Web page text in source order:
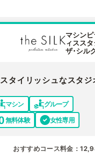
マシン
ィスス
ザ･シル
スタイリッシュなスタジ
マシン
グループ
無料体験
女性専用
おすすめコース料金